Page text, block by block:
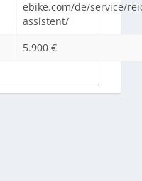
ebike.com/de/service/
assistent/
5.900 €